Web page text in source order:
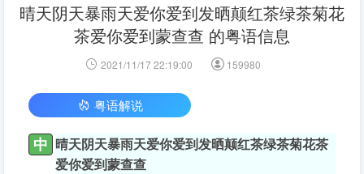
晴天阴天暴雨天爱你爱到发晒颠红茶绿茶菊花
茶爱你爱到蒙查查 的粤语信息
2021/11/17 22:19:00 159980
粤语解说
中 晴天阴天暴雨天爱你爱到发晒颠红茶绿茶菊花茶
爱你爱到蒙查查